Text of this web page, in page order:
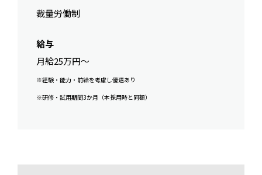
裁量労働制
給与
月給25万円～
※経験・能力・前給を考慮し優遇あり
※研修・試用期間3か月（本採用時と同額）